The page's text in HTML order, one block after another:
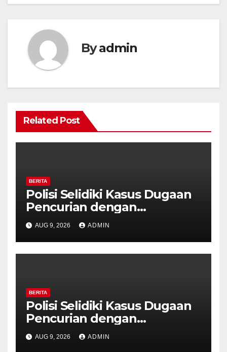
Byadmin
Related Post
BERITA
Polisi Selidiki Kasus Dugaan
Pencurian dengan
Kekerasan di Counter HP
Royal Phone Ambarawa.
AUG 9, 2026 ADMIN
BERITA
Polisi Selidiki Kasus Dugaan
Pencurian dengan
Kekerasan di Counter HP
Royal Phone Ambarawa.
AUG 9, 2026 ADMIN